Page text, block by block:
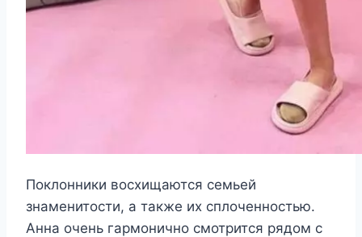
Поклонники восхищаются семьей
знаменитости, а также их сплоченностью.
Анна очень гармонично смотрится рядом с